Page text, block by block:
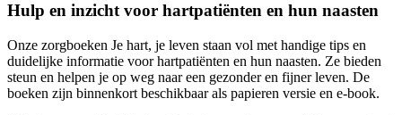
Hulp en inzicht voor hartpatiënten en hun naasten
Onze zorgboeken Je hart, je leven staan vol met handige tips en
duidelijke informatie voor hartpatiënten en hun naasten. Ze bieden
steun en helpen je op weg naar een gezonder en fijner leven. De
boeken zijn binnenkort beschikbaar als papieren versie en e-book.